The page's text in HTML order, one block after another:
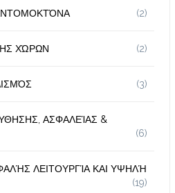
(2)
ΧΏΡΩΝ (2)
(3)
ΑΣΦΑΛΕΊΑΣ &
(6)
ΛΕΙΤΟΥΡΓΊΑ ΚΑΙ ΥΨΗΛΉ
(19)